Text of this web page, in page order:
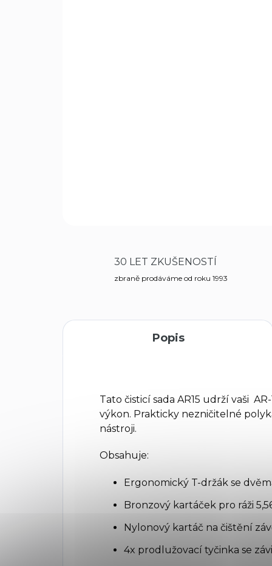
30 LET ZKUŠENOSTÍ
zbraně prodáváme od roku 1993
Popis
Tato čisticí sada AR15 udrží vaši
výkon. Prakticky nezničitelné
nástroji.
Obsahuje:
Ergonomický T-držák se
Bronzový kartáček pro ráži
Nylonový kartáč na čištění
4x prodlužovací tyčinka se